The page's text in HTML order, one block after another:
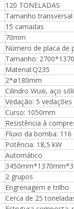
120 TONELADAS
Tamanho
15 camadas
70mm
Número de placa de
Tamanho:
Material:Q235
2*ø180mm
Cilindro Wuxi, aço
Vedação: 5
Curso: 1050mm
Resistência à
Fluxo da bomba:
Potência: 18,5 kW
Automático
2 grupos
Engrenagem e trilho
Cerca de 25